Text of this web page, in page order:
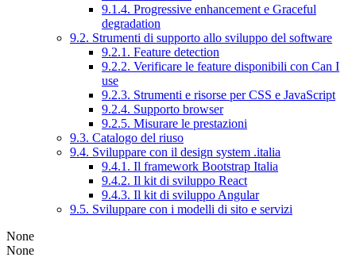
9.1.4. Progressive enhancement e Graceful
degradation
9.2. Strumenti di supporto allo sviluppo del software
9.2.1. Feature detection
9.2.2. Verificare le feature disponibili con Can I
use
9.2.3. Strumenti e risorse per CSS e JavaScript
9.2.4. Supporto browser
9.2.5. Misurare le prestazioni
9.3. Catalogo del riuso
9.4. Sviluppare con il design system .italia
9.4.1. Il framework Bootstrap Italia
9.4.2. Il kit di sviluppo React
9.4.3. Il kit di sviluppo Angular
9.5. Sviluppare con i modelli di sito e servizi
None
None